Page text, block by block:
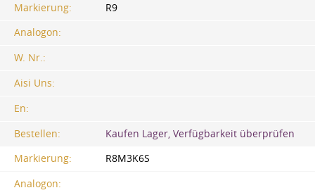
Markierung:
R9
Analogon:
W. Nr.:
Aisi Uns:
En:
Bestellen:
Kaufen Lager, Verfügbarkeit überprüfen
Markierung:
R8M3K6S
Analogon: